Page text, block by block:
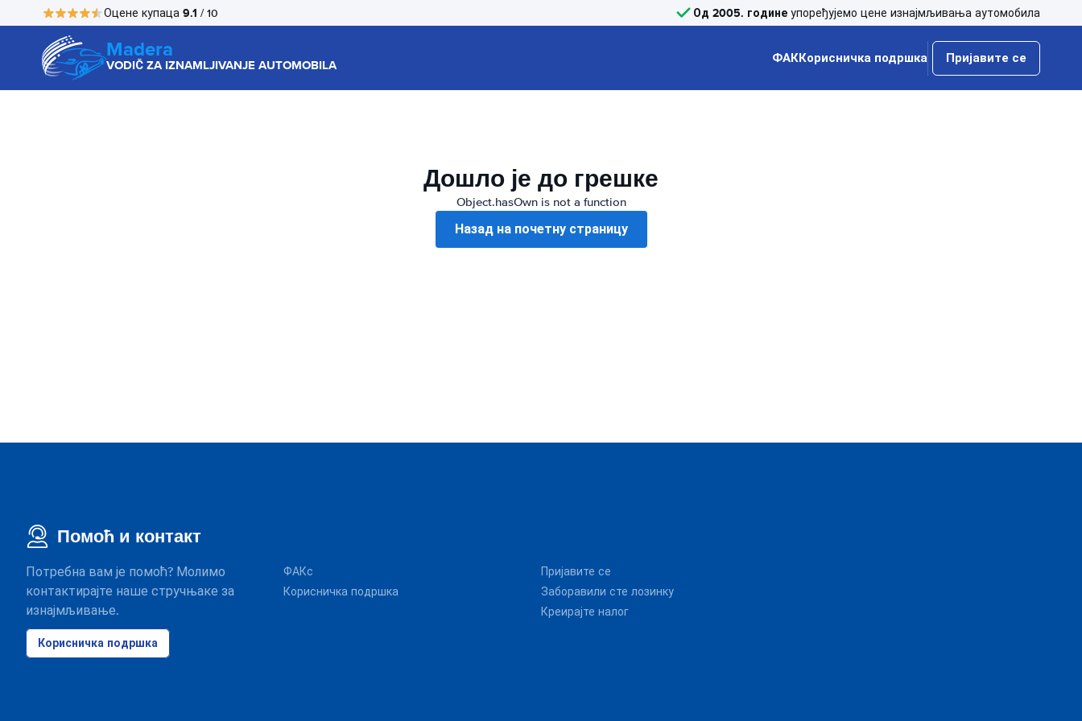
Оцене купаца 9.1 / 10 Од 2005. године упоређујемо цене изнајмљивања аутомобила
Madera
VODIČ ZA IZNAMLJIVANJE AUTOMOBILA ФАККорисничка подршка Пријавите се
Дошло је до грешке
Object.hasOwn is not a function
Назад на почетну страницу
Помоћ и контакт
Потребна вам је помоћ? Молимо
контактирајте наше стручњаке за
изнајмљивање.
Корисничка подршка
ФАКс
Корисничка подршка
Пријавите се
Заборавили сте лозинку
Креирајте налог